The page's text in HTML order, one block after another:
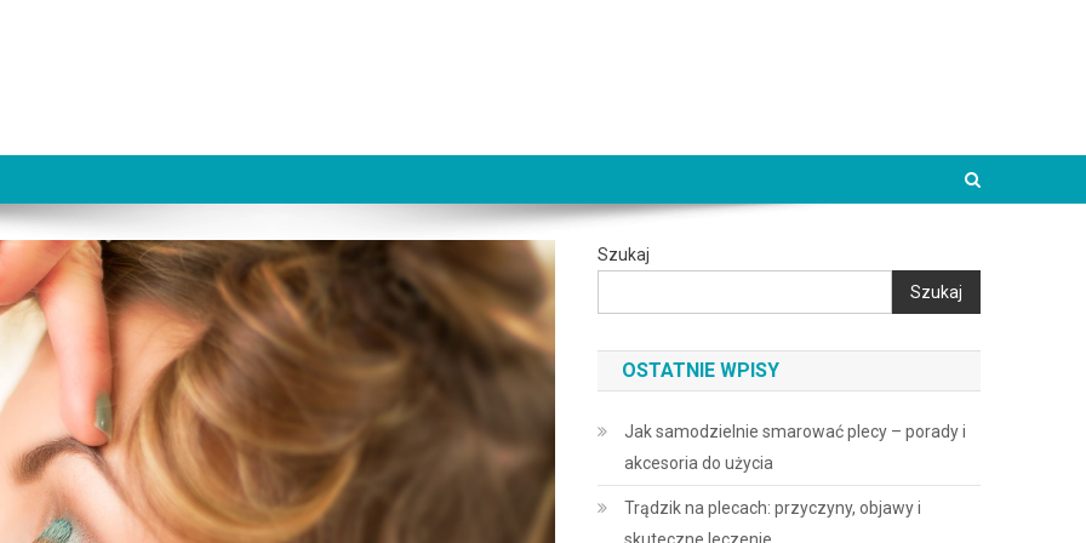
Szukaj
Szukaj
OSTATNIE WPISY
Jak samodzielnie smarować plecy – porady i
akcesoria do użycia
Trądzik na plecach: przyczyny, objawy i